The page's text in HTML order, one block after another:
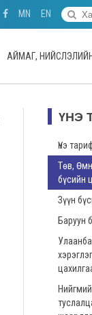
MN EN
АЙМАГ,
ҮНЭ
Үнэ
Төв,
бүсийн
Зүүн
Баруун